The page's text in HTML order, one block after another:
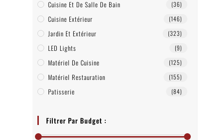
Cuisine Et De Salle De Bain (36)
Cuisine Extérieur (146)
Jardin Et Extérieur (323)
LED Lights (9)
Matériel De Cuisine (125)
Matériel Restauration (155)
Patisserie (84)
Filtrer Par Budget :